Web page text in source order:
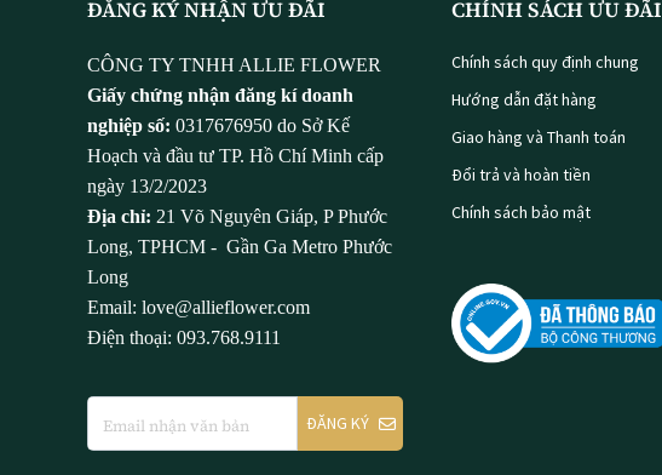
ĐĂNG KÝ NHẬN ƯU ĐÃI
CÔNG TY TNHH ALLIE FLOWER
Giấy chứng nhận đăng kí doanh
nghiệp số: 0317676950 do Sở Kế
Hoạch và đầu tư TP. Hồ Chí Minh cấp
ngày 13/2/2023
Địa chỉ: 21 Võ Nguyên Giáp, P Phước
Long, TPHCM - Gần Ga Metro Phước
Long
Email: love@allieflower.com
Điện thoại: 093.768.9111
ĐĂNG KÝ
CHÍNH SÁCH ƯU ĐÃI
Chính sách quy định chung
Hướng dẫn đặt hàng
Giao hàng và Thanh toán
Đổi trả và hoàn tiền
Chính sách bảo mật